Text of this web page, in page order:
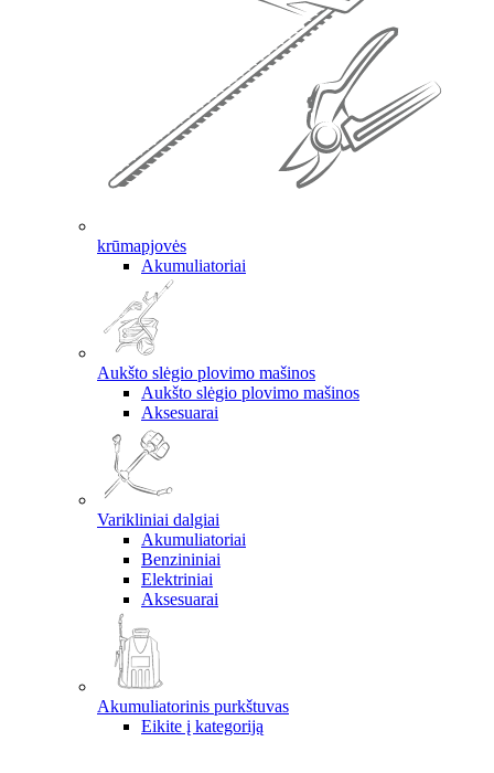
krūmapjovės
Akumuliatoriai
Aukšto slėgio plovimo mašinos
Aukšto slėgio plovimo mašinos
Aksesuarai
Varikliniai dalgiai
Akumuliatoriai
Benzininiai
Elektriniai
Aksesuarai
Akumuliatorinis purkštuvas
Eikite į kategoriją